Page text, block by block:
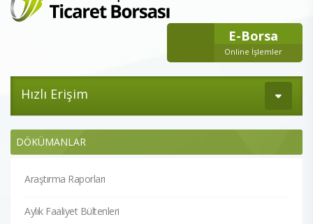
E-Borsa
Online İşlemler
Hızlı Erişim
DÖKÜMANLAR
Araştırma Raporları
Aylık Faaliyet Bültenleri